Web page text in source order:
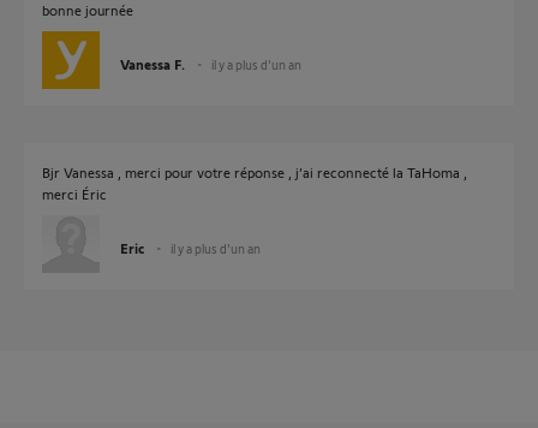
bonne journée
Vanessa F. il y a plus d'un an
Bjr Vanessa , merci pour votre réponse , j’ai reconnecté la TaHoma ,
merci Éric
Eric il y a plus d'un an